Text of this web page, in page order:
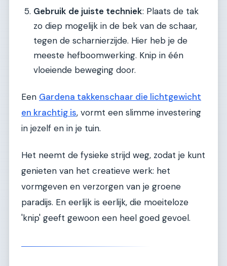
Gebruik de juiste techniek: Plaats de tak
zo diep mogelijk in de bek van de schaar,
tegen de scharnierzijde. Hier heb je de
meeste hefboomwerking. Knip in één
vloeiende beweging door.
Een Gardena takkenschaar die lichtgewicht
en krachtig is, vormt een slimme investering
in jezelf en in je tuin.
Het neemt de fysieke strijd weg, zodat je kunt
genieten van het creatieve werk: het
vormgeven en verzorgen van je groene
paradijs. En eerlijk is eerlijk, die moeiteloze
'knip' geeft gewoon een heel goed gevoel.